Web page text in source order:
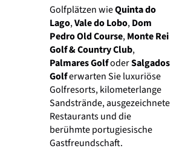
Golfplätzen wieQuinta do
Lago,Vale do Lobo,Dom
Pedro Old Course,Monte Rei
Golf & Country Club,
Palmares GolfoderSalgados
Golferwarten Sie luxuriöse
Golfresorts, kilometerlange
Sandstrände, ausgezeichnete
Restaurants und die
berühmte portugiesische
Gastfreundschaft.